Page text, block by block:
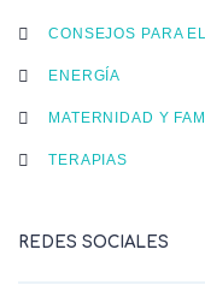
CONSEJOS PARA
ENERGÍA
MATERNIDAD Y
TERAPIAS
REDES SOCIALES